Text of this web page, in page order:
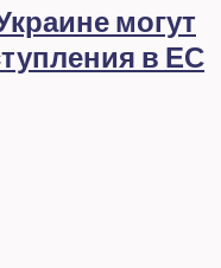
могут
в ЕС